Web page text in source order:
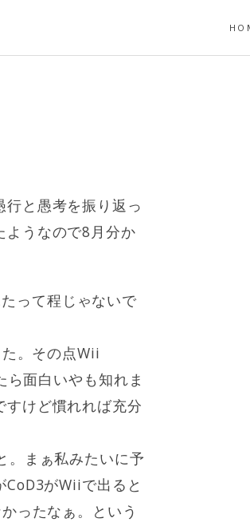
と愚考を振り返っ
ようなので8月分か
って程じゃないで
。その点Wii
面白いやも知れま
けど慣れれば充分
。まぁ私みたいに予
がWiiで出ると
ったなぁ。という